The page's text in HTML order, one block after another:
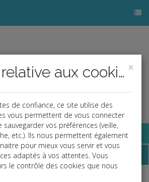
×
Politique relative aux cookies
de confiance, ce site utilise des
vous permettent de vous connecter
vos préférences (veille,
etc.). Ils nous permettent également
pour mieux vous servir et vous
adaptés à vos attentes. Vous
le contrôle des cookies que nous